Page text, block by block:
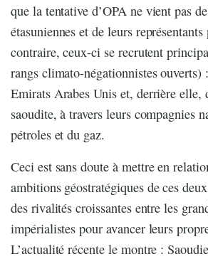
que la tentative d’OPA ne vient pas
étasuniennes et de leurs
contraire, ceux-ci se recrutent
rangs climato-négationnistes ouverts)
Emirats Arabes Unis et, derrière elle,
saoudite, à travers leurs compagnies
pétroles et du gaz.
Ceci est sans doute à mettre en
ambitions géostratégiques de ces
des rivalités croissantes entre les
impérialistes pour avancer leurs
L’actualité récente le montre :